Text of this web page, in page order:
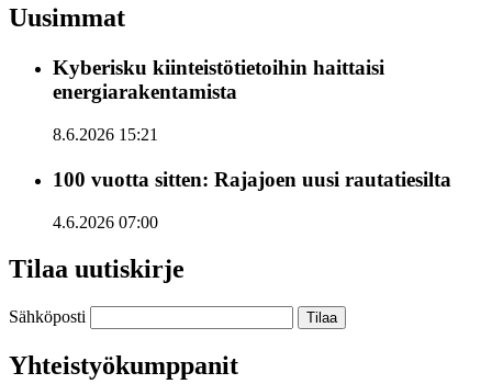
Uusimmat
Kyberisku kiinteistötietoihin haittaisi
energiarakentamista
8.6.2026 15:21
100 vuotta sitten: Rajajoen uusi rautatiesilta
4.6.2026 07:00
Tilaa uutiskirje
Sähköposti
Yhteistyökumppanit